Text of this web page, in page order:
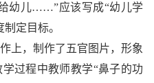
幼儿……”应该写成“幼儿学
定目标。
上，制作了五官图片，形象
过程中教师教学“鼻子的功